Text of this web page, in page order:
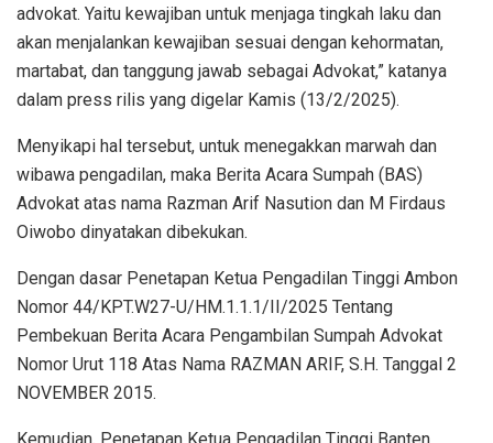
advokat. Yaitu kewajiban untuk menjaga tingkah laku dan
akan menjalankan kewajiban sesuai dengan kehormatan,
martabat, dan tanggung jawab sebagai Advokat,” katanya
dalam press rilis yang digelar Kamis (13/2/2025).
Menyikapi hal tersebut, untuk menegakkan marwah dan
wibawa pengadilan, maka Berita Acara Sumpah (BAS)
Advokat atas nama Razman Arif Nasution dan M Firdaus
Oiwobo dinyatakan dibekukan.
Dengan dasar Penetapan Ketua Pengadilan Tinggi Ambon
Nomor 44/KPT.W27-U/HM.1.1.1/II/2025 Tentang
Pembekuan Berita Acara Pengambilan Sumpah Advokat
Nomor Urut 118 Atas Nama RAZMAN ARIF, S.H. Tanggal 2
NOVEMBER 2015.